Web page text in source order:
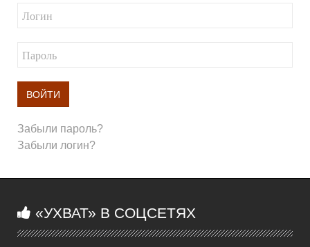
ВОЙТИ
Забыли пароль?
Забыли логин?
«УХВАТ» В СОЦСЕТЯХ